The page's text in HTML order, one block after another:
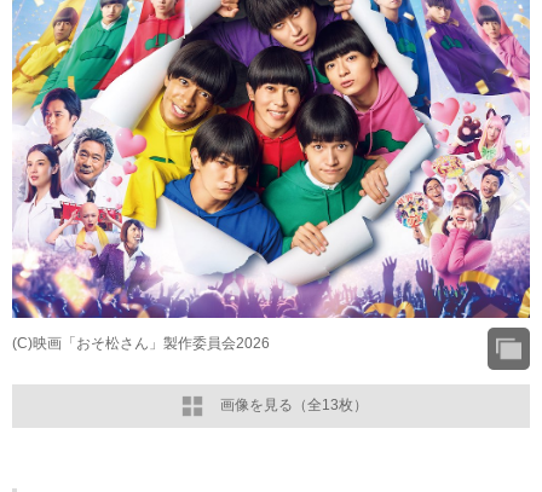
画像を見る（全13枚）
(C)映画「おそ松さん」製作委員会2026